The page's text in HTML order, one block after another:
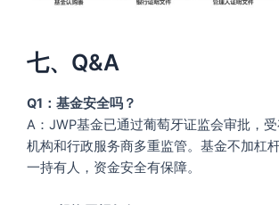
七、Q&A
Q1：基金安全吗？
A：JWP基金已通过葡萄牙证监会审批，
机构和行政服务商多重监管。基金不加杠
一持有人，资金安全有保障。